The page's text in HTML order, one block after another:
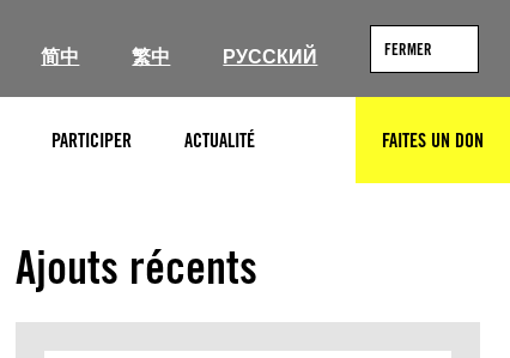
简中 繁中 РУССКИЙ FERMER
PARTICIPER ACTUALITÉ RECHERCHERFAITES UN DON
Ajouts récents